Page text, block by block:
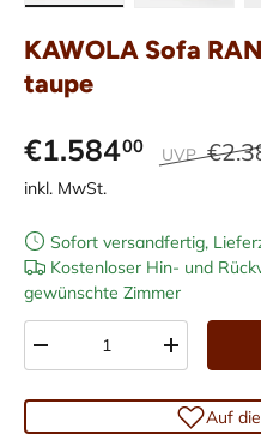
KAWOLA Sofa
taupe
€1.58400 UVP
inkl. MwSt.
Sofort versandfertig,
Kostenloser Hin- und
gewünschte Zimmer
-
+
Auf